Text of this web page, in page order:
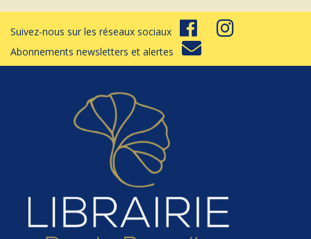
Suivez-nous sur les réseaux sociaux
Abonnements newsletters et alertes